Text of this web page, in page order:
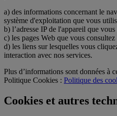
a) des informations concernant le
système d'exploitation que vous
b) l’adresse IP de l'appareil que
c) les pages Web que vous consultez
d) les liens sur lesquelles vous
interaction avec nos services.
Plus d’informations sont données à
Politique Cookies : Politique des
Cookies et autres